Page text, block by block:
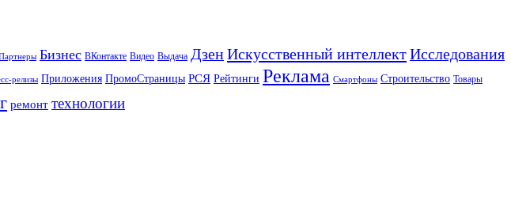
Бизнес ВКонтакте Видео Выдача ДзенИскусственный интеллектИсследования
релизы Приложения ПромоСтраницы РСЯ Рейтинги Реклама Смартфоны Строительство Товары
ремонт технологии